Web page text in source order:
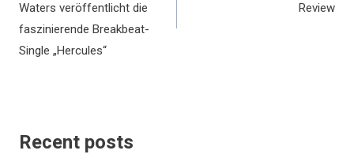
Waters veröffentlicht die
faszinierende Breakbeat-
Single „Hercules“
Review
Recent posts